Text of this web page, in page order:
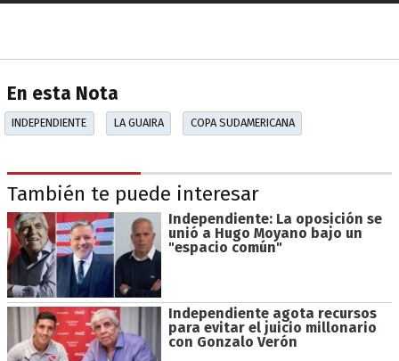
En esta Nota
INDEPENDIENTE LA GUAIRA COPA SUDAMERICANA
También te puede interesar
Independiente: La oposición se
unió a Hugo Moyano bajo un
"espacio común"
Independiente agota recursos
para evitar el juicio millonario
con Gonzalo Verón